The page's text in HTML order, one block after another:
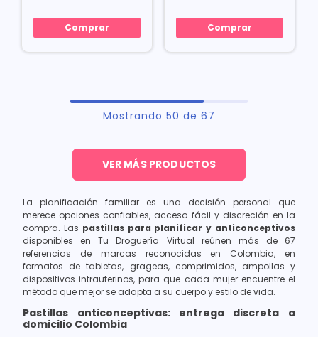
Comprar Comprar
Mostrando 50 de 67
La planificación familiar es una decisión personal que
merece opciones confiables, acceso fácil y discreción en la
compra. Las pastillas para planificar y anticonceptivos
disponibles en Tu Droguería Virtual reúnen más de 67
referencias de marcas reconocidas en Colombia, en
formatos de tabletas, grageas, comprimidos, ampollas y
dispositivos intrauterinos, para que cada mujer encuentre el
método que mejor se adapta a su cuerpo y estilo de vida.
Pastillas anticonceptivas: entrega discreta a
domicilio Colombia